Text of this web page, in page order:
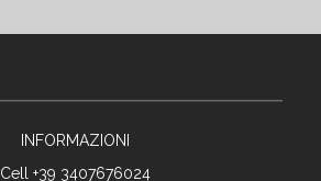
INFORMAZIONI
Cell +39 3407676024